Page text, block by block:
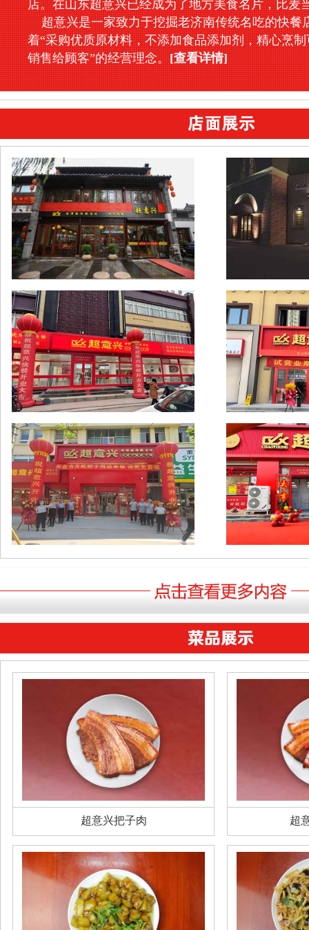
店。在山东超意兴已经成为了地方美食名片，比麦
超意兴是一家致力于挖掘老济南传统名吃的快餐
着“采购优质原材料，不添加食品添加剂，精心烹
销售给顾客”的经营理念。[查看详情]
超意兴把子肉 超